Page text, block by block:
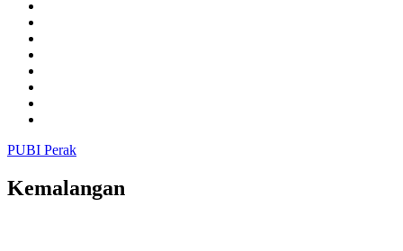
PUBI Perak
Kemalangan